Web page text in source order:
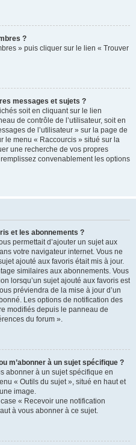
?
» puis cliquer sur le lien « Trouver
messages et sujets ?
soit en cliquant sur le lien
de contrôle de l’utilisateur, soit en
de l’utilisateur » sur la page de
le menu « Raccourcis » situé sur la
une recherche de vos propres
convenablement les options
et les abonnements ?
permettait d’ajouter un sujet aux
votre navigateur internet. Vous ne
ajouté aux favoris était mis à jour.
similaires aux abonnements. Vous
lorsqu’un sujet ajouté aux favoris est
préviendra de la mise à jour d’un
Les options de notification des
modifiés depuis le panneau de
du forum ».
m’abonner à un sujet spécifique ?
abonner à un sujet spécifique en
« Outils du sujet », situé en haut et
image.
« Recevoir une notification
à vous abonner à ce sujet.